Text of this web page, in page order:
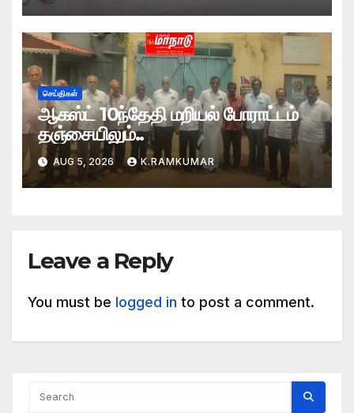
செய்திகள்
ஆகஸ்ட் 10ந்தேதி மறியல் போராட்டம்
தஞ்சையிலும்..
AUG 5, 2026 K.RAMKUMAR
Leave a Reply
You must be logged in to post a comment.